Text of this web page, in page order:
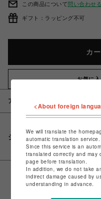
この商品について問い合わせる
ギフト：ラッピング不可
カ
お気に
アイテム説明 / 素材
シェアする
<About foreign
We will translate the
automatic translation service.
Since this service is an
translated correctly and
page before translation.
In addition, we do not take
indirect damage caused by
understanding in advance.